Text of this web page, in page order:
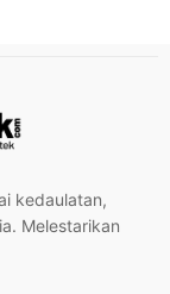
kedaulatan,
Melestarikan